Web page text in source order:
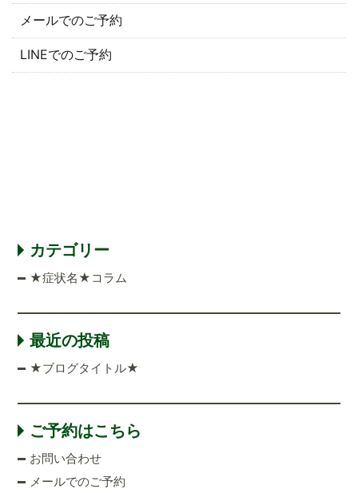
メールでのご予約
LINEでのご予約
カテゴリー
★症状名★コラム
最近の投稿
★ブログタイトル★
ご予約はこちら
お問い合わせ
メールでのご予約